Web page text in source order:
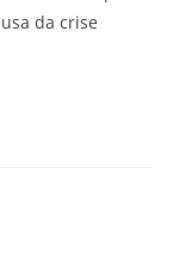
da crise